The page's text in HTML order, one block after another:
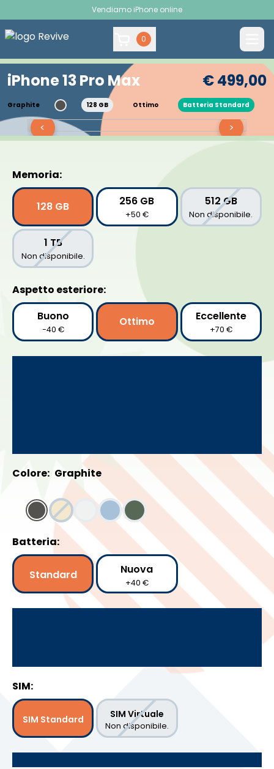
Vendiamo iPhone online
0
iPhone 13 Pro Max € 499,00
Graphite 128 GB Ottimo Batteria Standard
>
<
Memoria:
128 GB 256 GB
+50 €
512 GB
Non disponibile.
1 TB
Non disponibile.
Aspetto esteriore:
Buono
-40 €
Ottimo Eccellente
+70 €
Colore: Graphite
Batteria:
Standard Nuova
+40 €
SIM:
SIM Standard SIM Virtuale
Non disponibile.